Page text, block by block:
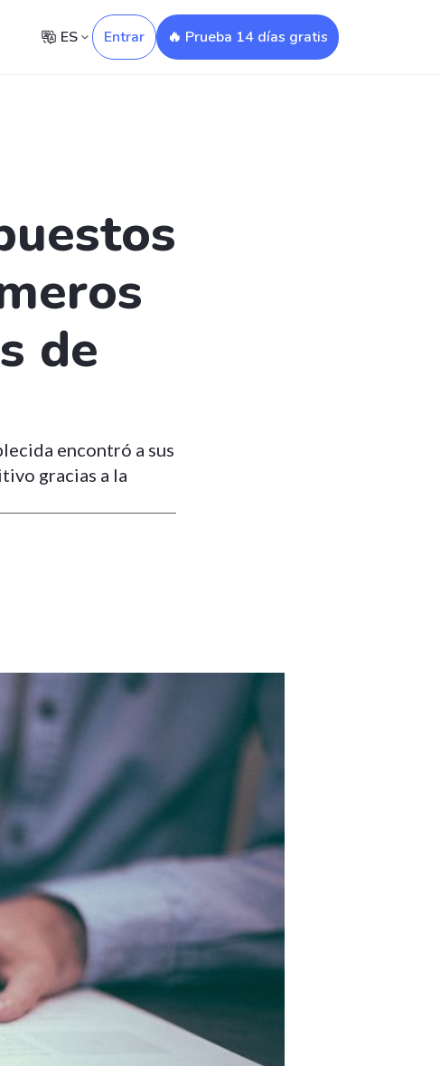
ES Entrar 🔥 Prueba 14 días gratis
de
encontró a sus
gracias a la